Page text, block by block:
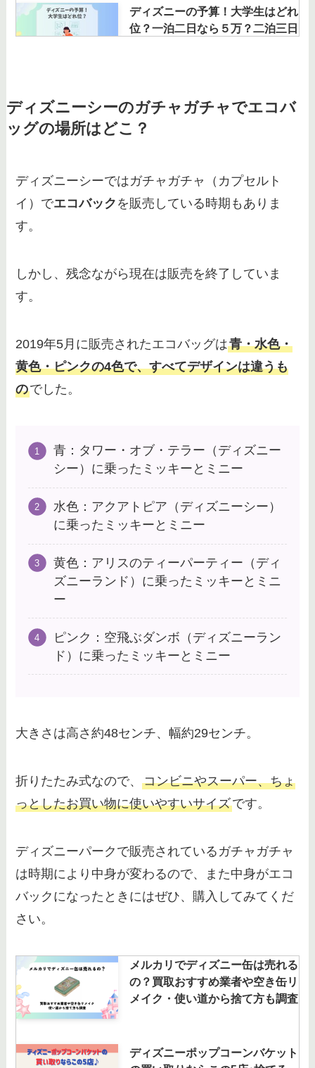
ディズニーの予算！大学生はどれ
位？一泊二日なら５万？二泊三日
ディズニーダラーの買取相場は？
25周年・65周年・100周年記念の
ドル札や廃止いつなど調査
いらないディズニーカチューシャ
は処分よりも買取へ！買取相場や
ディズニーチケット安く買う方
ディズニーランドでしか買えない
タートルトークの所要時間は？質
問で指名される確率を上げる方法
など調査！
い・かわいいを調査！おしゃれな
周辺ホテルを紹介
は？入手方法やeチケットからの
変更についても！
ディズニーシーのガチャガチャでエコバ
ッグの場所はどこ？
ディズニーシーではガチャガチャ（カプセルト
イ）でエコバック を販売している時期もありま
す。
しかし、残念ながら現在は販売を終了していま
す。
2019年5月に販売されたエコバッグは青・水色・
黄色・ピンクの4色で、すべてデザインは違うも
のでした。
青：タワー・オブ・テラー（ディズニー
シー）に乗ったミッキーとミニー
水色：アクアトピア（ディズニーシー）
に乗ったミッキーとミニー
黄色：アリスのティーパーティー（ディ
ズニーランド）に乗ったミッキーとミニ
ー
ピンク：空飛ぶダンボ（ディズニーラン
ド）に乗ったミッキーとミニー
大きさは高さ約48センチ、幅約29センチ。
折りたたみ式なので、コンビニやスーパー、ちょ
っとしたお買い物に使いやすいサイズです。
ディズニーパークで販売されているガチャガチャ
は時期により中身が変わるので、また中身がエコ
バックになったときにはぜひ、購入してみてくだ
さい。
メルカリでディズニー缶は売れる
の？買取おすすめ業者や空き缶リ
メイク・使い道から捨て方も調査
ディズニーポップコーンバケット